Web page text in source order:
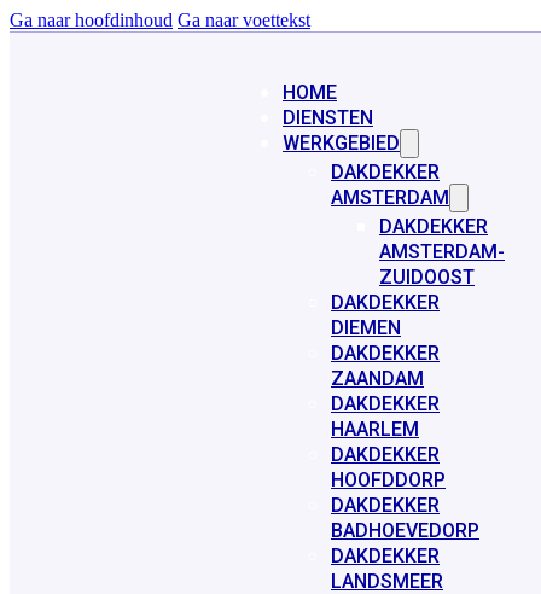
Ga naar hoofdinhoud Ga naar voettekst
HOME
DIENSTEN
WERKGEBIED
DAKDEKKER
AMSTERDAM
DAKDEKKER
AMSTERDAM-
ZUIDOOST
DAKDEKKER
DIEMEN
DAKDEKKER
ZAANDAM
DAKDEKKER
HAARLEM
DAKDEKKER
HOOFDDORP
DAKDEKKER
BADHOEVEDORP
DAKDEKKER
LANDSMEER